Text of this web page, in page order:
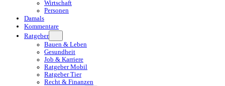
Wirtschaft
Personen
Damals
Kommentare
Ratgeber
Bauen & Leben
Gesundheit
Job & Karriere
Ratgeber Mobil
Ratgeber Tier
Recht & Finanzen